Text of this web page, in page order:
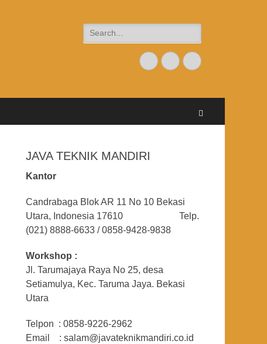
Search
for:
Email WebsitePhone
JAVA TEKNIK MANDIRI
Kantor
Candrabaga Blok AR 11 No 10 Bekasi
Utara, Indonesia 17610 Telp.
(021) 8888-6633 / 0858-9428-9838
Workshop :
Jl. Tarumajaya Raya No 25, desa
Setiamulya, Kec. Taruma Jaya. Bekasi
Utara
Telpon : 0858-9226-2962
Email : salam@javateknikmandiri.co.id